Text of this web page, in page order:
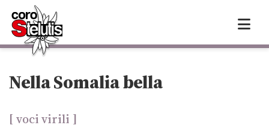
content
Nella Somalia bella
[ voci virili ]